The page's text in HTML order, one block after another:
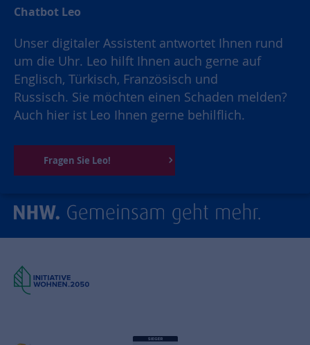
Chatbot Leo
Unser digitaler Assistent antwortet Ihnen rund
um die Uhr. Leo hilft Ihnen auch gerne auf
Englisch, Türkisch, Französisch und
Russisch. Sie möchten einen Schaden melden?
Auch hier ist Leo Ihnen gerne behilflich.
Fragen Sie Leo!